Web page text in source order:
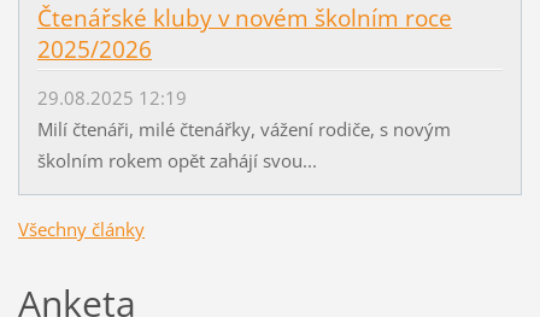
Čtenářské kluby v novém školním roce
2025/2026
29.08.2025 12:19
Milí čtenáři, milé čtenářky, vážení rodiče, s novým
školním rokem opět zahájí svou...
Všechny články
Anketa